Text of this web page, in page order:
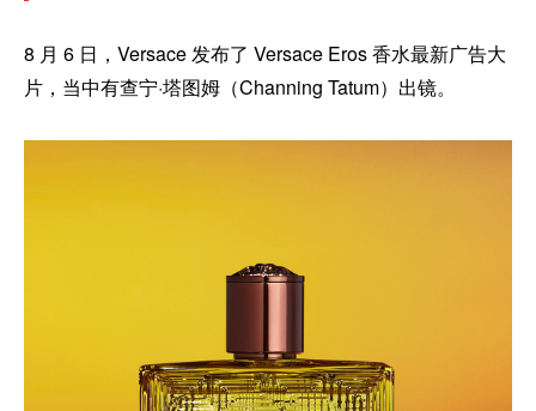
8 月 6 日，Versace 发布了 Versace Eros 香水最新广告大
片，当中有查宁·塔图姆（Channing Tatum）出镜。